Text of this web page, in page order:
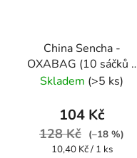
China Sencha -
OXABAG (10 sáčků x
4g) - Oxalis
Skladem (>5 ks)
104 Kč
128 Kč
(–18 %)
Měrná
10,40 Kč / 1 ks